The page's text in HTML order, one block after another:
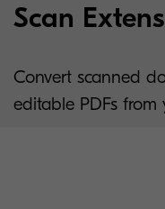
Scan
Convert scanned
editable PDFs from